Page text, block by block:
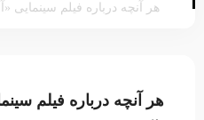
هر آنچه درباره فیلم سینمایی
هر آنچه درباره فیلم